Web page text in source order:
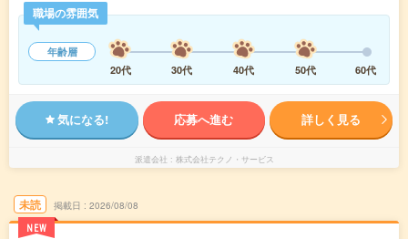
職場の雰囲気
年齢層
20代
30代 40代 50代 60代
気になる! 応募へ進む 詳しく見る
派遣会社 株式会社テクノ・サービス
未読
NEW
掲載日 2026/08/08